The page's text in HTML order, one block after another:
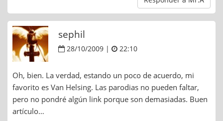
sephil
28/10/2009 | 22:10
Oh, bien. La verdad, estando un poco de acuerdo, mi
favorito es Van Helsing. Las parodias no pueden faltar,
pero no pondré algún link porque son demasiadas. Buen
artículo…